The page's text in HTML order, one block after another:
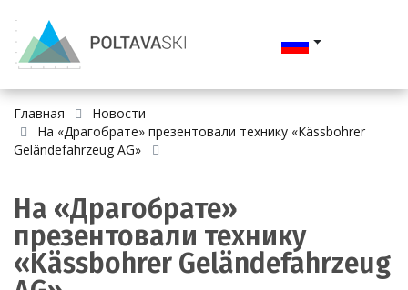
Главная
Новости
На «Драгобрате» презентовали технику «Kässbohrer
Geländefahrzeug AG»
На «Драгобрате»
презентовали технику
«Kässbohrer Geländefahrzeug